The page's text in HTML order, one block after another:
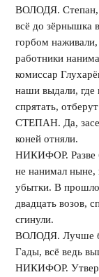
ВОЛОДЯ. Степан,
всё до зёрнышка
горбом
работники
комиссар
наши выдали, где
спрятать,
СТЕПАН. Да,
коней отняли.
НИКИФОР. Разве
не нанимал
убытки. В
двадцать возов,
сгинули.
ВОЛОДЯ. Лучше
Гады, всё ведь
НИКИФОР.